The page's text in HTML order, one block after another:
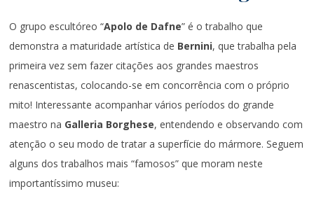
O grupo escultóreo “Apolo de Dafne” é o trabalho que
demonstra a maturidade artística de Bernini, que trabalha pela
primeira vez sem fazer citações aos grandes maestros
renascentistas, colocando-se em concorrência com o próprio
mito! Interessante acompanhar vários períodos do grande
maestro na Galleria Borghese, entendendo e observando com
atenção o seu modo de tratar a superfície do mármore. Seguem
alguns dos trabalhos mais “famosos” que moram neste
importantíssimo museu: